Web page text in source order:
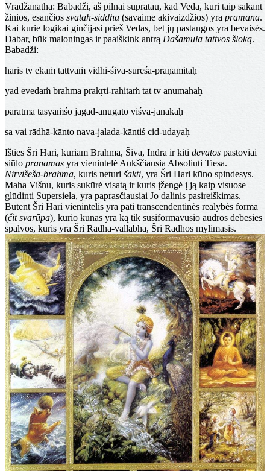
Vradžanatha: Babadži, aš pilnai supratau, kad Veda, kuri taip sakant
žinios, esančios svatah-siddha (savaime akivaizdžios) yra pramana.
Kai kurie logikai ginčijasi prieš Vedas, bet jų pastangos yra bevaisės.
Dabar, būk maloningas ir paaiškink antrą Dašamūla tattvos šloką.
Babadži:
haris tv ekaṁ tattvaṁ vidhi-śiva-sureśa-praṇamitaḥ
yad evedaṁ brahma prakṛti-rahitaṁ tat tv anumahaḥ
parātmā tasyāṁśo jagad-anugato viśva-janakaḥ
sa vai rādhā-kānto nava-jalada-kāntiś cid-udayaḥ
Išties Šri Hari, kuriam Brahma, Šiva, Indra ir kiti devatos pastoviai
siūlo pranāmas yra vienintelė Aukščiausia Absoliuti Tiesa.
Nirvišeša-brahma, kuris neturi šakti, yra Šri Hari kūno spindesys.
Maha Višnu, kuris sukūrė visatą ir kuris įžengė į ją kaip visuose
glūdinti Supersiela, yra paprasčiausiai Jo dalinis pasireiškimas.
Būtent Šri Hari vienintelis yra pati transcendentinės realybės forma
(čit svarūpa), kurio kūnas yra ką tik susiformavusio audros debesies
spalvos, kuris yra Šri Radha-vallabha, Šri Radhos mylimasis.